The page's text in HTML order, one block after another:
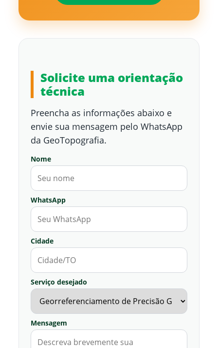
Solicite uma orientação
técnica
Preencha as informações abaixo e
envie sua mensagem pelo WhatsApp
da GeoTopografia.
Nome
WhatsApp
Cidade
Serviço desejado
Mensagem